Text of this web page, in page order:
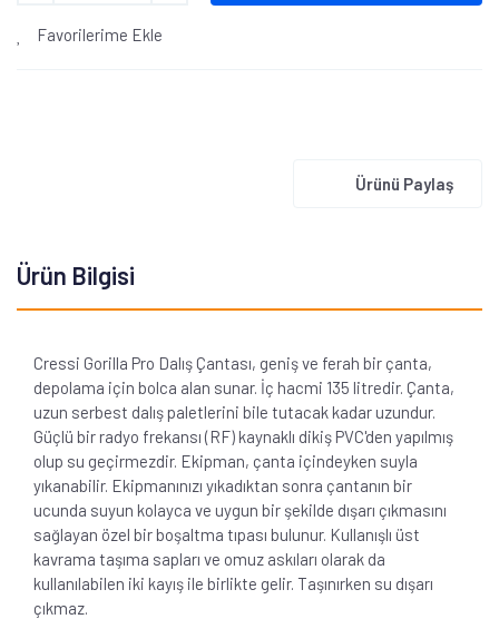
Favorilerime Ekle
Ürünü Paylaş
Ürün Bilgisi
Cressi Gorilla Pro Dalış Çantası, geniş ve ferah bir çanta,
depolama için bolca alan sunar. İç hacmi 135 litredir. Çanta,
uzun serbest dalış paletlerini bile tutacak kadar uzundur.
Güçlü bir radyo frekansı (RF) kaynaklı dikiş PVC'den yapılmış
olup su geçirmezdir. Ekipman, çanta içindeyken suyla
yıkanabilir. Ekipmanınızı yıkadıktan sonra çantanın bir
ucunda suyun kolayca ve uygun bir şekilde dışarı çıkmasını
sağlayan özel bir boşaltma tıpası bulunur. Kullanışlı üst
kavrama taşıma sapları ve omuz askıları olarak da
kullanılabilen iki kayış ile birlikte gelir. Taşınırken su dışarı
çıkmaz.